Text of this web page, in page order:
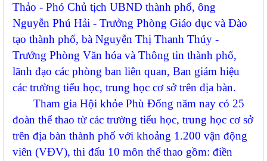
Thảo - Phó Chủ tịch UBND thành phố, ông
Nguyễn Phú Hải - Trưởng Phòng Giáo dục và Đào
tạo thành phố, bà Nguyễn Thị Thanh Thúy -
Trưởng Phòng Văn hóa và Thông tin thành phố,
lãnh đạo các phòng ban liên quan, Ban giám hiệu
các trường tiểu học, trung học cơ sở trên địa bàn.
Tham gia Hội khỏe Phù Đổng năm nay có 25
đoàn thể thao từ các trường tiểu học, trung học cơ sở
trên địa bàn thành phố với khoảng 1.200 vận động
viên (VĐV), thi đấu 10 môn thể thao gồm: điền